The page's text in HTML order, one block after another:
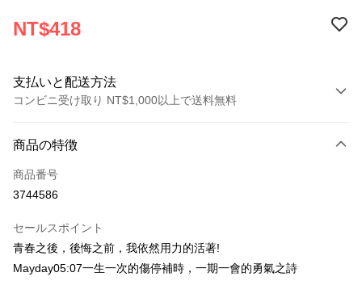
NT$418
支払いと配送方法
コンビニ受け取り NT$1,000以上で送料無料
クレジットカード1回払い
コンビニ店頭代金引換
Apple Pay
Easy Wallet
商品の特徴
商品番号
3744586
セールスポイント
青春之後，後悔之前，我依然用力的活著!
Mayday05:07一生一次的傷停補時，一期一會的勇氣之詩